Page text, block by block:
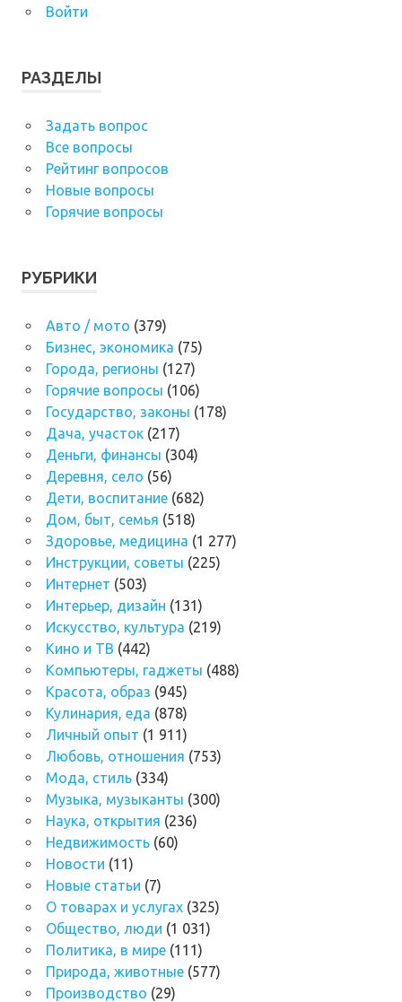
Войти
РАЗДЕЛЫ
Задать вопрос
Все вопросы
Рейтинг вопросов
Новые вопросы
Горячие вопросы
РУБРИКИ
Авто / мото (379)
Бизнес, экономика (75)
Города, регионы (127)
Горячие вопросы (106)
Государство, законы (178)
Дача, участок(217)
Деньги, финансы (304)
Деревня, село (56)
Дети, воспитание(682)
Дом, быт, семья (518)
Здоровье, медицина (1 277)
Инструкции, советы (225)
Интернет (503)
Интерьер, дизайн (131)
Искусство, культура (219)
Кино и ТВ (442)
Компьютеры, гаджеты (488)
Красота, образ (945)
Кулинария, еда (878)
Личный опыт (1 911)
Любовь, отношения (753)
Мода, стиль(334)
Музыка, музыканты (300)
Наука, открытия (236)
Недвижимость(60)
Новости (11)
Новые статьи (7)
О товарах и услугах(325)
Общество, люди (1 031)
Политика, в мире(111)
Природа, животные(577)
Производство (29)